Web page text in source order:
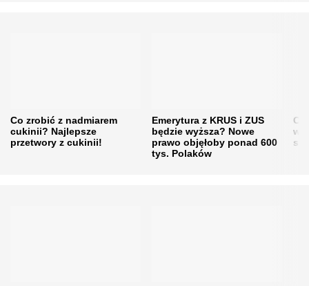
Co zrobić z nadmiarem
cukinii? Najlepsze
przetwory z cukinii!
Emerytura z KRUS i ZUS
będzie wyższa? Nowe
prawo objęłoby ponad 600
tys. Polaków
w